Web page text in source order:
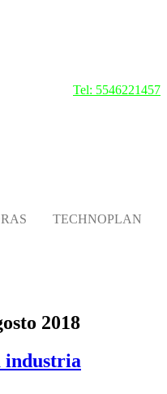
Tel: 5546221457
TECHNOPLAN
2018
industria